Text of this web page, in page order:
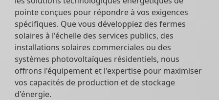
pointe conçues pour répondre à vos exigences
spécifiques. Que vous développiez des fermes
solaires à l'échelle des services publics, des
installations solaires commerciales ou des
systèmes photovoltaïques résidentiels, nous
offrons l'équipement et l'expertise pour maximiser
vos capacités de production et de stockage
d'énergie.